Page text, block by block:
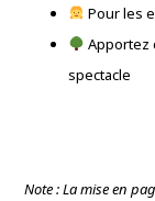
Pour les
Apportez
spectacle
Note : La mise en